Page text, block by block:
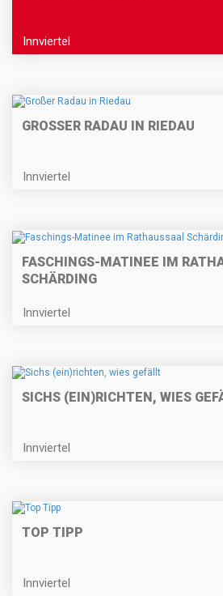
Innviertel
GROSSER RADAU IN RIEDAU
Innviertel
FASCHINGS-MATINEE IM
SCHÄRDING
Innviertel
SICHS (EIN)RICHTEN, WIES
Innviertel
TOP TIPP
Innviertel